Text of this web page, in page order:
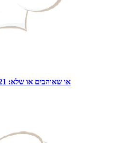
או שאוהבים או שלא: 21 מתכוני פרג מושלמים מכל הסוגים